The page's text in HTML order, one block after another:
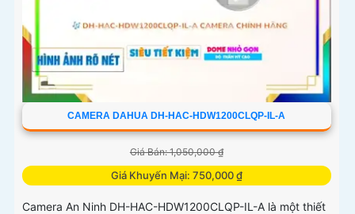
CAMERA DAHUA DH-HAC-HDW1200CLQP-IL-A
Giá Bán: 1,050,000 ₫
Giá Khuyến Mại: 750,000 ₫
Camera An Ninh DH-HAC-HDW1200CLQP-IL-A là một thiết